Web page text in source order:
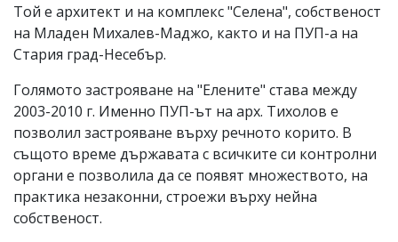
Той е архитект и на комплекс "Селена", собственост
на Младен Михалев-Маджо, както и на ПУП-а на
Стария град-Несебър.
Голямото застрояване на "Елените" става между
2003-2010 г. Именно ПУП-ът на арх. Тихолов е
позволил застрояване върху речното корито. В
същото време държавата с всичките си контролни
органи е позволила да се появят множеството, на
практика незаконни, строежи върху нейна
собственост.